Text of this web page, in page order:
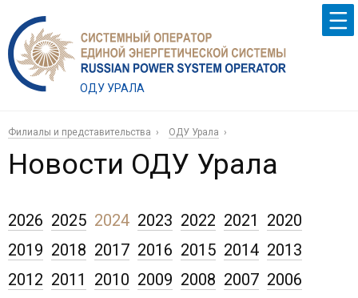
ОДУ УРАЛА
Филиалы и представительства ОДУ Урала
Новости ОДУ Урала
2026 2025 2024 2023 2022 2021
2020
2019 2018 2017 2016 2015 2014 2013
2012 2011 2010 2009 2008 2007 2006